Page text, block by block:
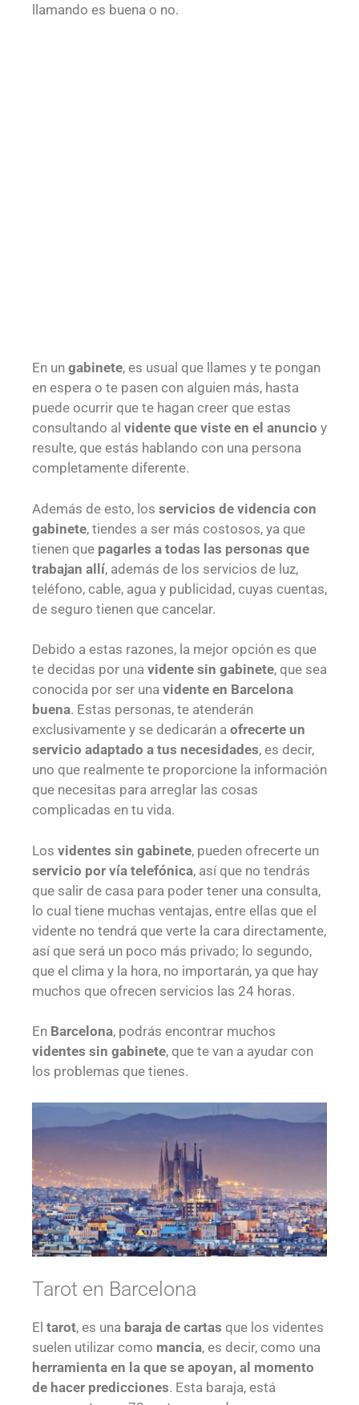
llamando es buena o no.
En un gabinete, es usual que llames y te pongan
en espera o te pasen con alguien más, hasta
puede ocurrir que te hagan creer que estas
consultando al vidente que viste en el anuncio y
resulte, que estás hablando con una persona
completamente diferente.
Además de esto, los servicios de videncia con
gabinete, tiendes a ser más costosos, ya que
tienen que pagarles a todas las personas que
trabajan allí, además de los servicios de luz,
teléfono, cable, agua y publicidad, cuyas cuentas,
de seguro tienen que cancelar.
Debido a estas razones, la mejor opción es que
te decidas por una vidente sin gabinete, que sea
conocida por ser una vidente en Barcelona
buena. Estas personas, te atenderán
exclusivamente y se dedicarán a ofrecerte un
servicio adaptado a tus necesidades, es decir,
uno que realmente te proporcione la información
que necesitas para arreglar las cosas
complicadas en tu vida.
Los videntes sin gabinete, pueden ofrecerte un
servicio por vía telefónica, así que no tendrás
que salir de casa para poder tener una consulta,
lo cual tiene muchas ventajas, entre ellas que el
vidente no tendrá que verte la cara directamente,
así que será un poco más privado; lo segundo,
que el clima y la hora, no importarán, ya que hay
muchos que ofrecen servicios las 24 horas.
En Barcelona, podrás encontrar muchos
videntes sin gabinete, que te van a ayudar con
los problemas que tienes.
Tarot en Barcelona
El tarot, es una baraja de cartas que los videntes
suelen utilizar como mancia, es decir, como una
herramienta en la que se apoyan, al momento
de hacer predicciones. Esta baraja, está